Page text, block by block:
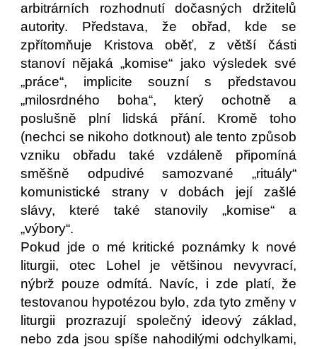
arbitrárních rozhodnutí dočasných držitelů
autority. Představa, že obřad, kde se
zpřítomňuje Kristova oběť, z větší části
stanoví nějaká „komise“ jako výsledek své
„práce“, implicite souzní s představou
„milosrdného boha“, který ochotně a
poslušně plní lidská přání. Kromě toho
(nechci se nikoho dotknout) ale tento způsob
vzniku obřadu také vzdáleně připomíná
směšně odpudivé samozvané „rituály“
komunistické strany v dobách její zašlé
slávy, které také stanovily „komise“ a
„výbory“.
Pokud jde o mé kritické poznámky k nové
liturgii, otec Lohel je většinou nevyvrací,
nýbrž pouze odmítá. Navíc, i zde platí, že
testovanou hypotézou bylo, zda tyto změny v
liturgii prozrazují společný ideový základ,
nebo zda jsou spíše nahodilými odchylkami,